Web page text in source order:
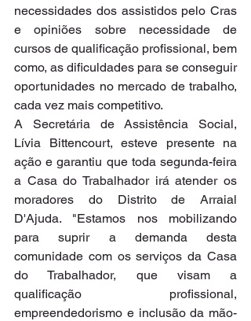
necessidades dos assistidos pelo Cras
e opiniões sobre necessidade de
cursos de qualificação profissional, bem
como, as dificuldades para se conseguir
oportunidades no mercado de trabalho,
cada vez mais competitivo.
A Secretária de Assistência Social,
Lívia Bittencourt, esteve presente na
ação e garantiu que toda segunda-feira
a Casa do Trabalhador irá atender os
moradores do Distrito de Arraial
D'Ajuda. "Estamos nos mobilizando
para suprir a demanda desta
comunidade com os serviços da Casa
do Trabalhador, que visam a
qualificação profissional,
empreendedorismo e inclusão da mão-